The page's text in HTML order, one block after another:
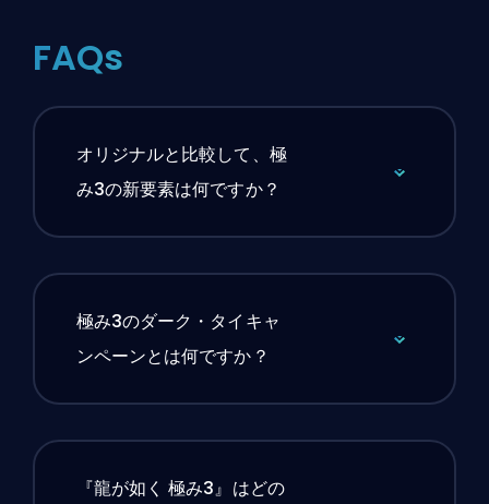
FAQs
オリジナルと比較して、極
み3の新要素は何ですか？
極み3のダーク・タイキャ
ンペーンとは何ですか？
『龍が如く 極み3』はどの